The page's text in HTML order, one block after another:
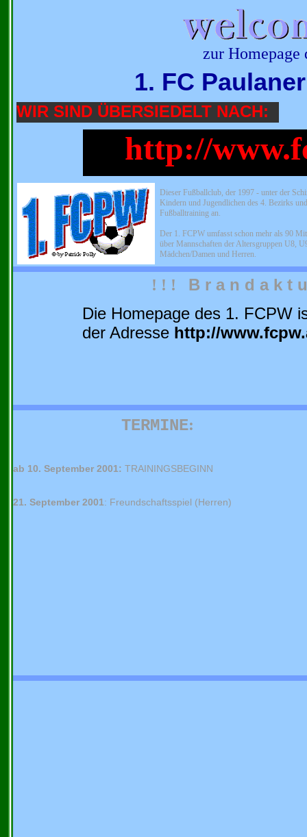
zur Homepage
1. FC
WIR SIND ÜBERSIEDELT NACH:
http://
Dieser Fußballclub, der 1997 - unter der
Kindern und Jugendlichen des 4. Bezirks
Fußballtraining an.
Der 1. FCPW umfasst schon mehr als 90
über Mannschaften der Altersgruppen U8,
Mädchen/Damen und Herren.
! ! ! B r a n d a k t
Die Homepage des 1. FCPW
der Adresse http://
TERMINE:
ab 10. September 2001: TRAININGSBEGINN
21. September 2001: Freundschaftsspiel (Herren)